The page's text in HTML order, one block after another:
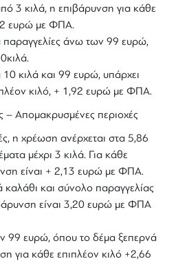
3 κιλά, η επιβάρυνση για κάθε
ευρώ με ΦΠΑ.
παραγγελίες άνω των 99 ευρώ,
10 κιλά και 99 ευρώ, υπάρχει
κιλό, + 1,92 ευρώ με ΦΠΑ.
– Απομακρυσμένες περιοχές
η χρέωση ανέρχεται στα 5,86
μέχρι 3 κιλά. Για κάθε
είναι + 2,13 ευρώ με ΦΠΑ.
καλάθι και σύνολο παραγγελίας
είναι 3,20 ευρώ με ΦΠΑ
99 ευρώ, όπου το δέμα ξεπερνά
για κάθε επιπλέον κιλό +2,66